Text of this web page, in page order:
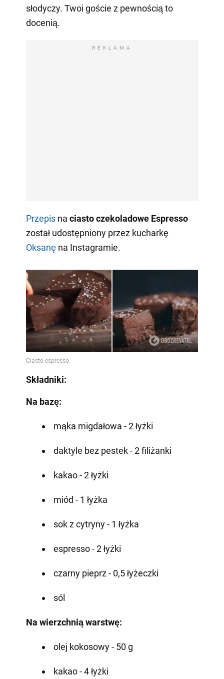
słodyczy. Twoi goście z pewnością to
docenią.
REKLAMA
Przepisna ciasto czekoladowe Espresso
został udostępniony przez kucharkę
Oksanęna Instagramie.
Składniki:
Na bazę:
mąka migdałowa - 2 łyżki
daktyle bez pestek - 2 filiżanki
kakao - 2 łyżki
miód - 1 łyżka
sok z cytryny - 1 łyżka
espresso - 2 łyżki
czarny pieprz - 0,5 łyżeczki
sól
Na wierzchnią warstwę:
olej kokosowy - 50 g
kakao - 4 łyżki